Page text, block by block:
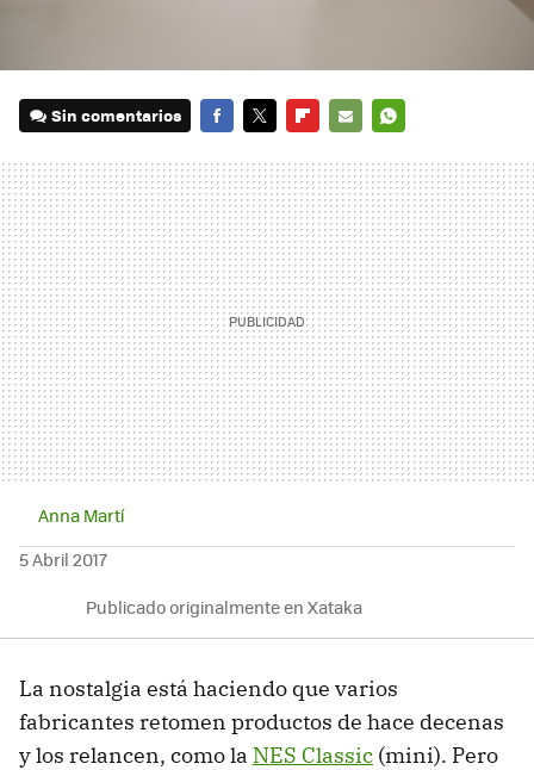
Sin comentarios
MAIL
Anna Martí
5 Abril 2017
Publicado originalmente en Xataka
La nostalgia está haciendo que varios
fabricantes retomen productos de hace decenas
y los relancen, como la NES Classic (mini). Pero